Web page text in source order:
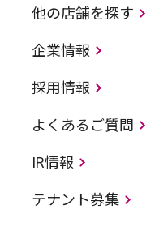
他の店舗を探す
企業情報
採用情報
よくあるご質問
IR情報
テナント募集